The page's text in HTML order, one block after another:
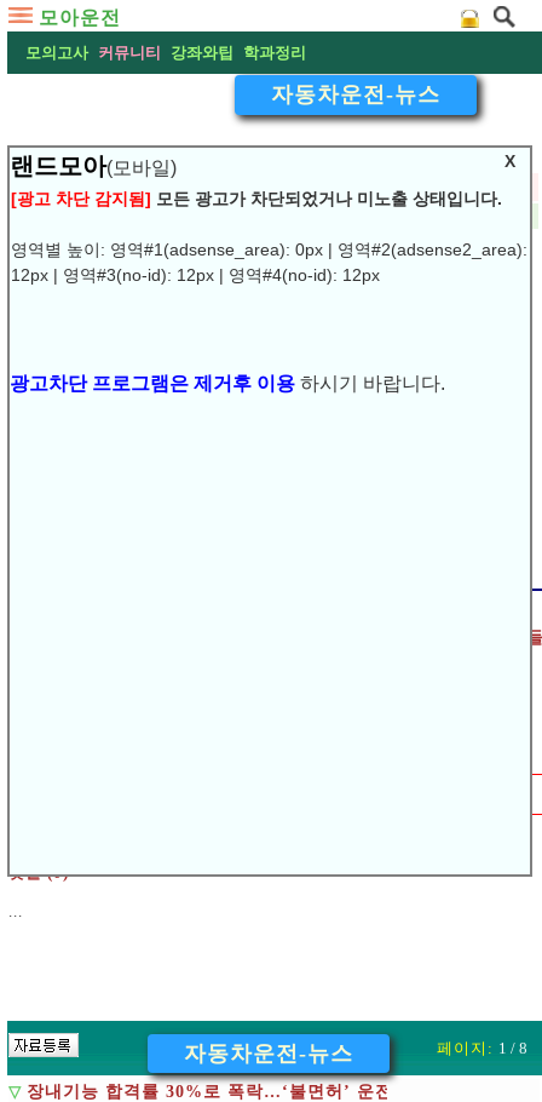
모아운전
모의고사 커뮤니티 강좌와팁 학과정리
X
랜드모아(모바일)
[광고 차단 감지됨] 모든 광고가 차단되었거나 미노출 상태입니다.
영역별 높이: 영역#1(adsense_area): 0px | 영역#2(adsense2_area):
12px | 영역#3(no-id): 12px | 영역#4(no-id): 12px
자동차운전-뉴스
▽운전면허 학과시험 문제 자동차 운전면허 학과시험 문제공개
URL복사
▶
자동차 운전면허 학과시험 문제공개
운전면허 기능시험 합격률 90%→10%대로…응시자
댓글 (0)
...
자동차운전-뉴스 페이지: 1 / 8
▽ 장내기능 합격률 30%로 폭락…‘불면허’ 운전시험 일주일